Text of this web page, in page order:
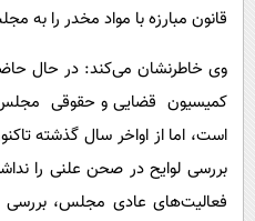
قانون مبارزه با مواد مخدر را به
وی خاطرنشان می‌کند: در حال
کمیسیون قضایی و حقوقی مجلس
است، اما از اواخر سال گذشته
بررسی لوایح در صحن علنی را
فعالیت‌های عادی مجلس،